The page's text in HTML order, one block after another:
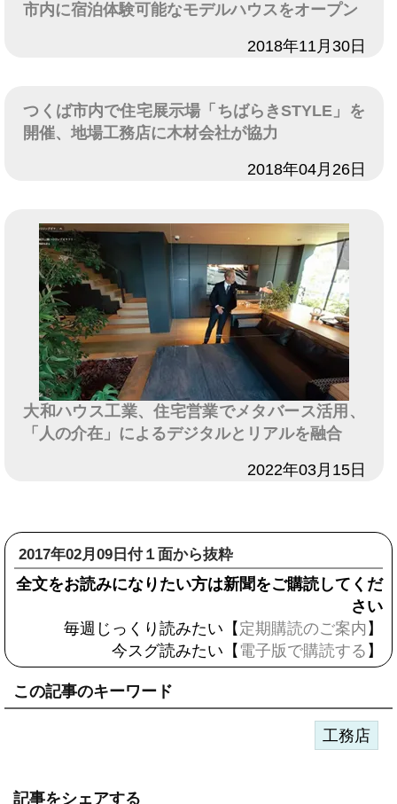
市内に宿泊体験可能なモデルハウスをオープン
2018年11月30日
つくば市内で住宅展示場「ちばらきSTYLE」を
開催、地場工務店に木材会社が協力
2018年04月26日
大和ハウス工業、住宅営業でメタバース活用、
「人の介在」によるデジタルとリアルを融合
2022年03月15日
2017年02月09日付１面から抜粋
全文をお読みになりたい方は新聞をご購読してくだ
さい
毎週じっくり読みたい【 定期購読のご案内 】
今スグ読みたい【 電子版で購読する 】
この記事のキーワード
工務店
記事をシェアする